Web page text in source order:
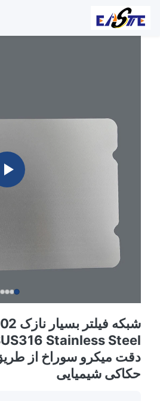
SUS316 Stainless Steel
دقت میکرو سوراخ از طریق
حکاکی شیمیایی